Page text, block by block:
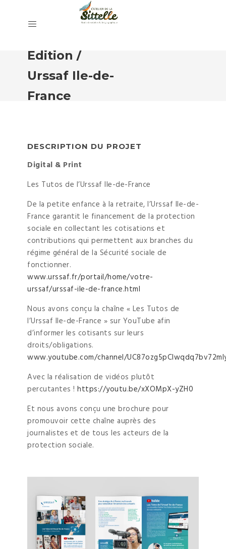
Edition /
Urssaf Ile-de-
France
DESCRIPTION DU PROJET
Digital & Print
Les Tutos de l’Urssaf Ile-de-France
De la petite enfance à la retraite, l’Urssaf Ile-de-
France garantit le financement de la protection
sociale en collectant les cotisations et
contributions qui permettent aux branches du
régime général de la Sécurité sociale de
fonctionner.
www.urssaf.fr/portail/home/votre-
urssaf/urssaf-ile-de-france.html
Nous avons conçu la chaîne « Les Tutos de
l’Urssaf Ile-de-France » sur YouTube afin
d’informer les cotisants sur leurs
droits/obligations.
www.youtube.com/channel/
Avec la réalisation de vidéos plutôt
percutantes ! https://youtu.be/xXOMpX-yZH0
Et nous avons conçu une brochure pour
promouvoir cette chaîne auprès des
journalistes et de tous les acteurs de la
protection sociale.